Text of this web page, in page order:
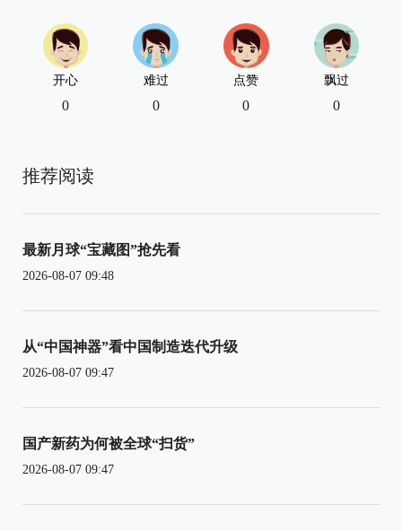
开心
0
难过
0
点赞
0
飘过
0
推荐阅读
最新月球“宝藏图”抢先看
2026-08-07 09:48
从“中国神器”看中国制造迭代升级
2026-08-07 09:47
国产新药为何被全球“扫货”
2026-08-07 09:47